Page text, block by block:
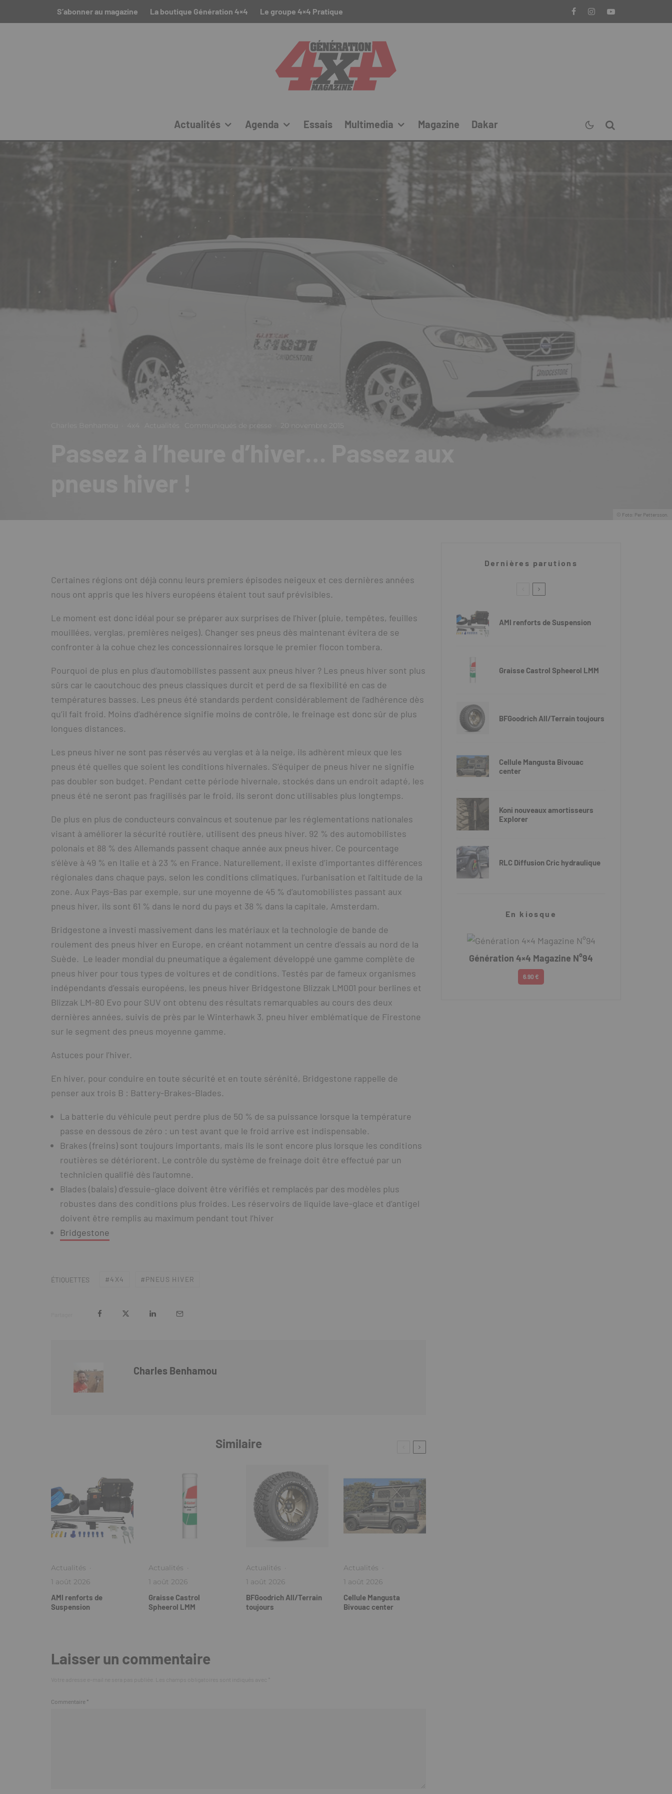
S’abonner au magazine La boutique Génération 4×4 Le groupe 4×4 Pratique
Actualités Agenda Essais Multimedia Magazine Dakar
© Foto: Per Pettersson.
Certaines régions ont déjà connu leurs premiers épisodes neigeux et ces dernières années
nous ont appris que les hivers européens étaient tout sauf prévisibles.
Le moment est donc idéal pour se préparer aux surprises de l’hiver (pluie, tempêtes, feuilles
mouillées, verglas, premières neiges). Changer ses pneus dès maintenant évitera de se
confronter à la cohue chez les concessionnaires lorsque le premier flocon tombera.
Pourquoi de plus en plus d’automobilistes passent aux pneus hiver ? Les pneus hiver sont plus
sûrs car le caoutchouc des pneus classiques durcit et perd de sa flexibilité en cas de
températures basses. Les pneus été standards perdent considérablement de l’adhérence dès
qu’il fait froid. Moins d’adhérence signifie moins de contrôle, le freinage est donc sûr de plus
longues distances.
Les pneus hiver ne sont pas réservés au verglas et à la neige, ils adhèrent mieux que les
pneus été quelles que soient les conditions hivernales. S’équiper de pneus hiver ne signifie
pas doubler son budget. Pendant cette période hivernale, stockés dans un endroit adapté, les
pneus été ne seront pas fragilisés par le froid, ils seront donc utilisables plus longtemps.
De plus en plus de conducteurs convaincus et soutenue par les réglementations nationales
visant à améliorer la sécurité routière, utilisent des pneus hiver. 92 % des automobilistes
polonais et 88 % des Allemands passent chaque année aux pneus hiver. Ce pourcentage
s’élève à 49 % en Italie et à 23 % en France. Naturellement, il existe d’importantes différences
régionales dans chaque pays, selon les conditions climatiques, l’urbanisation et l’altitude de la
zone. Aux Pays-Bas par exemple, sur une moyenne de 45 % d’automobilistes passant aux
pneus hiver, ils sont 61 % dans le nord du pays et 38 % dans la capitale, Amsterdam.
Bridgestone a investi massivement dans les matériaux et la technologie de bande de
roulement des pneus hiver en Europe, en créant notamment un centre d’essais au nord de la
Suède. Le leader mondial du pneumatique a également développé une gamme complète de
pneus hiver pour tous types de voitures et de conditions. Testés par de fameux organismes
indépendants d’essais européens, les pneus hiver Bridgestone Blizzak LM001 pour berlines et
Blizzak LM-80 Evo pour SUV ont obtenu des résultats remarquables au cours des deux
dernières années, suivis de près par le Winterhawk 3, pneu hiver emblématique de Firestone
sur le segment des pneus moyenne gamme.
Astuces pour l’hiver.
En hiver, pour conduire en toute sécurité et en toute sérénité, Bridgestone rappelle de
penser aux trois B : Battery-Brakes-Blades.
La batterie du véhicule peut perdre plus de 50 % de sa puissance lorsque la température
passe en dessous de zéro : un test avant que le froid arrive est indispensable.
Brakes (freins) sont toujours importants, mais ils le sont encore plus lorsque les conditions
routières se détériorent. Le contrôle du système de freinage doit être effectué par un
technicien qualifié dès l’automne.
Blades (balais) d’essuie-glace doivent être vérifiés et remplacés par des modèles plus
robustes dans des conditions plus froides. Les réservoirs de liquide lave-glace et d’antigel
doivent être remplis au maximum pendant tout l’hiver
Bridgestone
ÉTIQUETTES 4X4 PNEUS HIVER
Charles Benhamou
Similaire
Actualités ·
1 août 2026
AMI renforts de
Suspension
Actualités ·
1 août 2026
Graisse Castrol
Spheerol LMM
Actualités ·
1 août 2026
BFGoodrich All/Terrain
toujours
Actualités ·
1 août 2026
Cellule Mangusta
Bivouac center
Laisser un commentaire
Commentaire *
Dernières parutions
AMI renforts de Suspension
Graisse Castrol Spheerol LMM
BFGoodrich All/Terrain toujours
Cellule Mangusta Bivouac
center
Koni nouveaux amortisseurs
Explorer
RLC Diffusion Cric hydraulique
En kiosque
Génération 4×4 Magazine N°94
6.90 €